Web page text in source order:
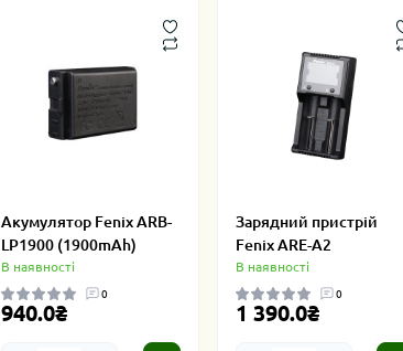
Акумулятор Fenix ARB-
LP1900 (1900mAh)
В наявності
0
940.0₴
Зарядний пристрій
Fenix ARE-A2
В наявності
0
1 390.0₴